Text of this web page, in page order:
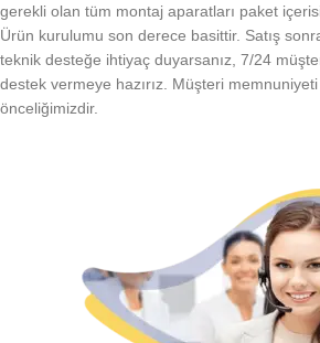
gerekli olan tüm montaj aparatları paket
Ürün kurulumu son derece basittir. Satış
teknik desteğe ihtiyaç duyarsanız, 7/24
destek vermeye hazırız. Müşteri
önceliğimizdir.